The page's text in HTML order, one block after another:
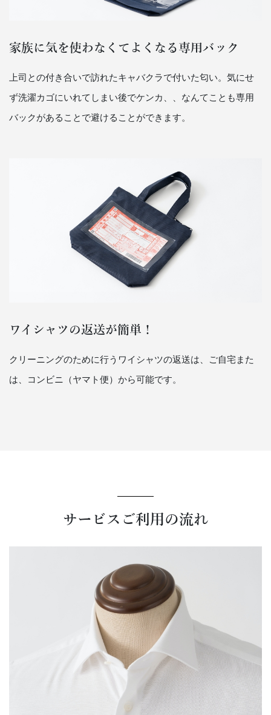
家族に気を使わなくてよくなる専用バック
上司との付き合いで訪れたキャバクラで付いた匂い。気にせ
ず洗濯カゴにいれてしまい後でケンカ、、なんてことも専用
バックがあることで避けることができます。
ワイシャツの返送が簡単！
クリーニングのために行うワイシャツの返送は、ご自宅また
は、コンビニ（ヤマト便）から可能です。
サービスご利用の流れ